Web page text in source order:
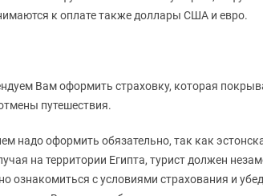
к оплате также доллары США и евро.
Вам оформить страховку, которая
путешествия.
надо оформить обязательно, так как
на территории Египта, турист должен
ознакомиться с условиями страхования и